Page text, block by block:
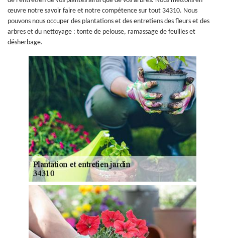
œuvre notre savoir faire et notre compétence sur tout 34310. Nous
pouvons nous occuper des plantations et des entretiens des fleurs et des
arbres et du nettoyage : tonte de pelouse, ramassage de feuilles et
désherbage.